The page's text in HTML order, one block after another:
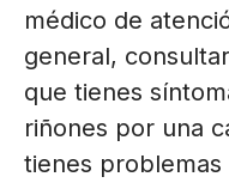
médico de
general,
que tienes
riñones por una
tienes